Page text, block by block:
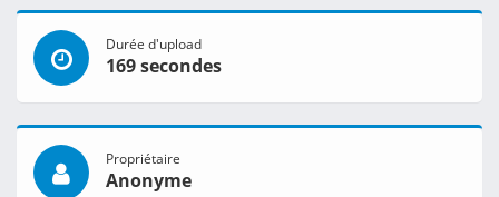
Durée d'upload
169 secondes
Propriétaire
Anonyme